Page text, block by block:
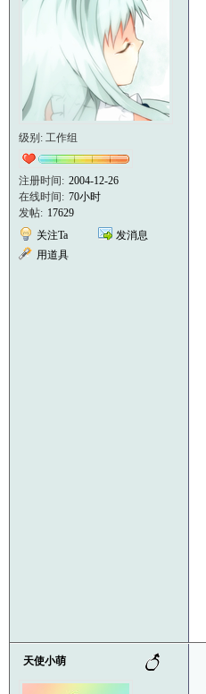
级别: 工作组
注册时间: 2004-12-26
在线时间: 70小时
发帖: 17629
关注Ta
发消息
用道具
天使小萌